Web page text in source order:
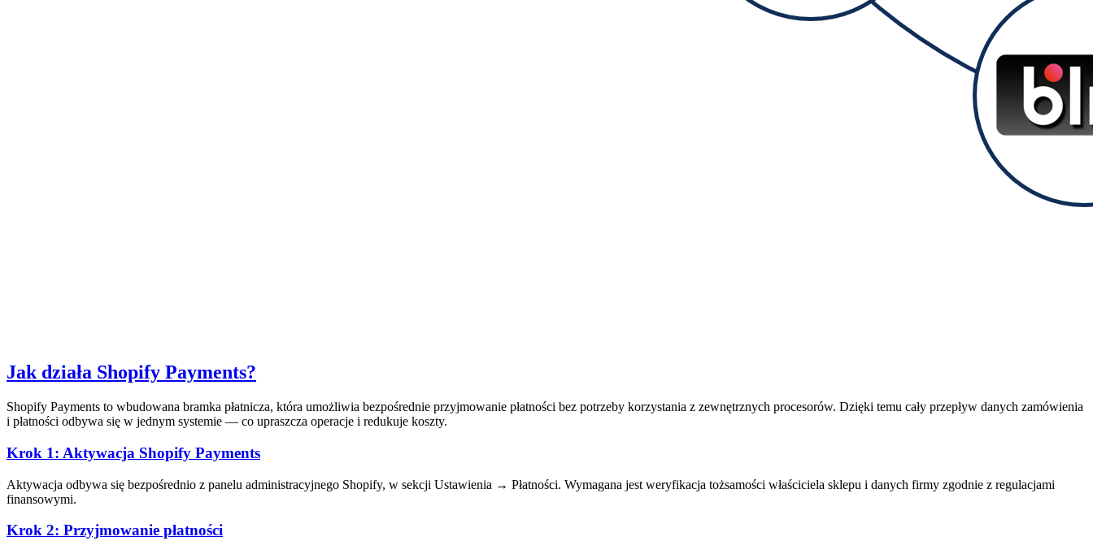
Jak działa Shopify Payments?
Shopify Payments to wbudowana bramka płatnicza, która umożliwia bezpośrednie przyjmowanie płatności bez potrzeby korzystania z zewnętrznych procesorów. Dzięki temu cały przepływ danych zamówienia
i płatności odbywa się w jednym systemie — co upraszcza operacje i redukuje koszty.
Krok 1: Aktywacja Shopify Payments
Aktywacja odbywa się bezpośrednio z panelu administracyjnego Shopify, w sekcji Ustawienia → Płatności. Wymagana jest weryfikacja tożsamości właściciela sklepu i danych firmy zgodnie z regulacjami
finansowymi.
Krok 2: Przyjmowanie płatności